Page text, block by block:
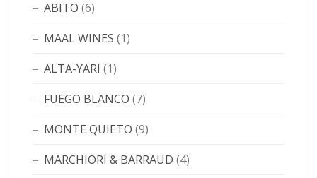
ABITO (6)
MAAL WINES (1)
ALTA-YARI (1)
FUEGO BLANCO (7)
MONTE QUIETO (9)
MARCHIORI & BARRAUD (4)